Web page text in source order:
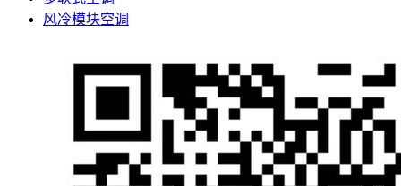
风冷模块空调